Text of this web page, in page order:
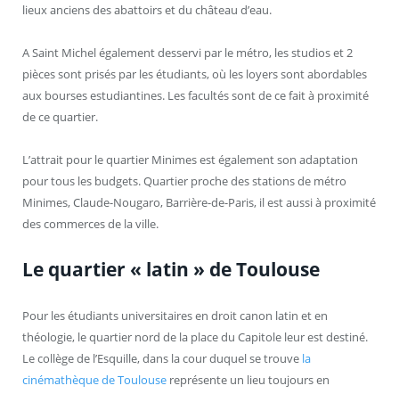
lieux anciens des abattoirs et du château d’eau.
A Saint Michel également desservi par le métro, les studios et 2
pièces sont prisés par les étudiants, où les loyers sont abordables
aux bourses estudiantines. Les facultés sont de ce fait à proximité
de ce quartier.
L’attrait pour le quartier Minimes est également son adaptation
pour tous les budgets. Quartier proche des stations de métro
Minimes, Claude-Nougaro, Barrière-de-Paris, il est aussi à proximité
des commerces de la ville.
Le quartier « latin » de Toulouse
Pour les étudiants universitaires en droit canon latin et en
théologie, le quartier nord de la place du Capitole leur est destiné.
Le collège de l’Esquille, dans la cour duquel se trouve la
cinémathèque de Toulouse représente un lieu toujours en